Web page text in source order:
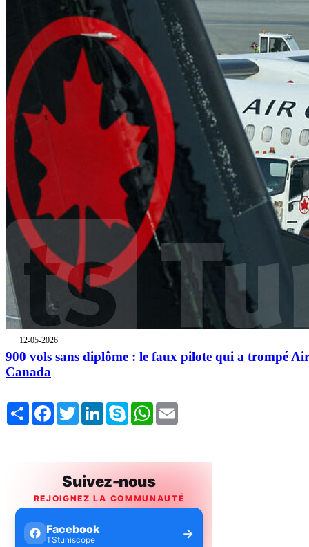
12-05-2026
900 vols sans diplôme : le faux pilote qui a trompé Air
Canada
Share FacebookTwitterLinkedInSkype WhatsApp